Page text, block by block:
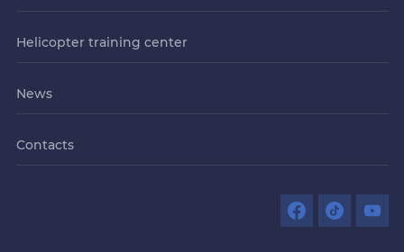
Helicopter training center
News
Contacts